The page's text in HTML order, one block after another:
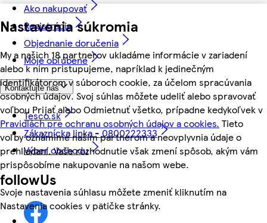
Nastavenia súkromia
My a našich 18 partnerov ukladáme informácie v zariadení
alebo k nim pristupujeme, napríklad k jedinečným
identifikátorom v súboroch cookie, za účelom spracúvania
osobných údajov. Svoj súhlas môžete udeliť alebo spravovať
voľbou Prijať alebo Odmietnuť všetko, prípadne kedykoľvek v
Pravidlách pre ochranu osobných údajov a cookies. Tieto
voľby oznámime našim partnerom a neovplyvnia údaje o
prehliadaní. Vaše rozhodnutie však zmení spôsob, akým vám
prispôsobíme nakupovanie na našom webe.
Svoje nastavenia súhlasu môžete zmeniť kliknutím na
Nastavenia cookies v pätičke stránky.
Ako nakupovať
Registrácia
Objednanie doručenia
Moje obľúbené
Kontaktujte nás
Tesco.sk
Zákaznícka linka - 0800222333
Výber obchodu
followUs